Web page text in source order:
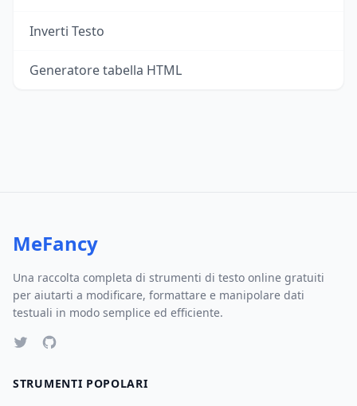
Inverti Testo
Generatore tabella HTML
MeFancy
Una raccolta completa di strumenti di testo online gratuiti
per aiutarti a modificare, formattare e manipolare dati
testuali in modo semplice ed efficiente.
STRUMENTI POPOLARI